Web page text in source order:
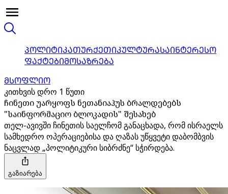
ᲞᲝᲚᲘᲢᲘᲙᲐᲗᲣᲠᲥᲔᲗᲘᲙᲣᲚᲢᲣᲠᲐᲡᲐᲘᲜᲢᲔᲠᲔᲡᲝ
ᲤᲐᲥᲢᲔᲑᲘᲛᲝᲡᲐᲖᲠᲔᲑᲐ
ᲛᲡᲝᲤᲚᲘᲝ
კითხვის დრო 1 წუთი
ჩინეთი უარყოფს ნეთანიაჰუს ბრალდებებს
"საინფორმაციო ბლოკადის" შესახებ
თელ-ავივში ჩინეთის საელჩომ განაცხადა, რომ ისრაელს
სამხედრო ოპერაციებისა და ღაზას უწყვეტი დაბომბვის
ნაცვლად „პოლიტიკური სიბრძნე“ სჭირდება.
გაზიარება